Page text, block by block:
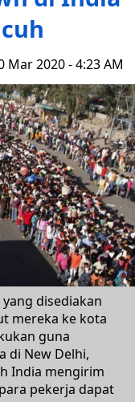
Mar 2020 - 4:23 AM
disediakan
mereka ke kota
guna
di New Delhi,
India mengirim
pekerja dapat